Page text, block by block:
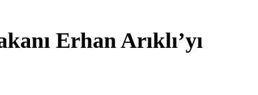
Erhan Arıklı’yı